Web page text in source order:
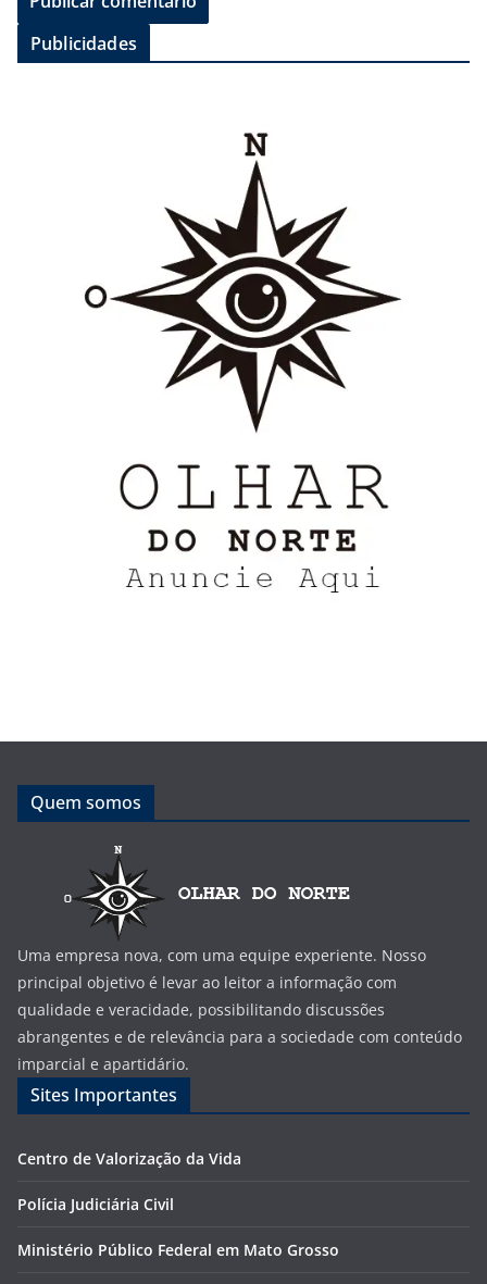
Publicidades
Quem somos
Uma empresa nova, com uma equipe experiente. Nosso
principal objetivo é levar ao leitor a informação com
qualidade e veracidade, possibilitando discussões
abrangentes e de relevância para a sociedade com conteúdo
imparcial e apartidário.
Sites Importantes
Centro de Valorização da Vida
Polícia Judiciária Civil
Ministério Público Federal em Mato Grosso